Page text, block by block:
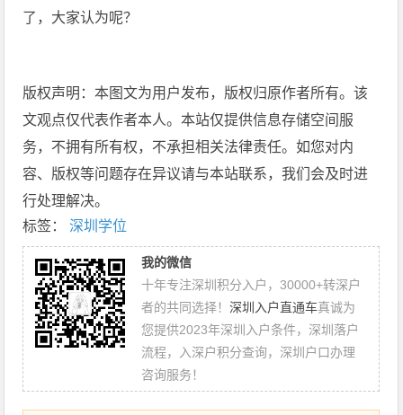
了，大家认为呢？
版权声明：本图文为用户发布，版权归原作者所有。该
文观点仅代表作者本人。本站仅提供信息存储空间服
务，不拥有所有权，不承担相关法律责任。如您对内
容、版权等问题存在异议请与本站联系，我们会及时进
行处理解决。
标签：深圳学位
我的微信
十年专注深圳积分入户，30000+转深户
者的共同选择！ 深圳入户直通车真诚为
您提供2023年深圳入户条件，深圳落户
流程，入深户积分查询，深圳户口办理
咨询服务！